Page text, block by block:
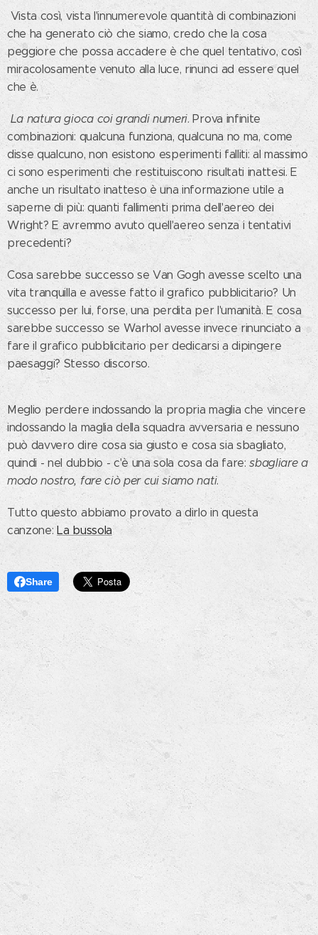
Vista così, vista l'innumerevole quantità di combinazioni
che ha generato ciò che siamo, credo che la cosa
peggiore che possa accadere è che quel tentativo, così
miracolosamente venuto alla luce, rinunci ad essere quel
che è.
La natura gioca coi grandi numeri. Prova infinite
combinazioni: qualcuna funziona, qualcuna no ma, come
disse qualcuno, non esistono esperimenti falliti: al massimo
ci sono esperimenti che restituiscono risultati inattesi. E
anche un risultato inatteso è una informazione utile a
saperne di più: quanti fallimenti prima dell'aereo dei
Wright? E avremmo avuto quell'aereo senza i tentativi
precedenti?
Cosa sarebbe successo se Van Gogh avesse scelto una
vita tranquilla e avesse fatto il grafico pubblicitario? Un
successo per lui, forse, una perdita per l'umanità. E cosa
sarebbe successo se Warhol avesse invece rinunciato a
fare il grafico pubblicitario per dedicarsi a dipingere
paesaggi? Stesso discorso.
Meglio perdere indossando la propria maglia che vincere
indossando la maglia della squadra avversaria e nessuno
può davvero dire cosa sia giusto e cosa sia sbagliato,
quindi - nel dubbio - c'è una sola cosa da fare:sbagliare a
modo nostro, fare ciò per cui siamo nati.
Tutto questo abbiamo provato a dirlo in questa
canzone:La bussola
Share